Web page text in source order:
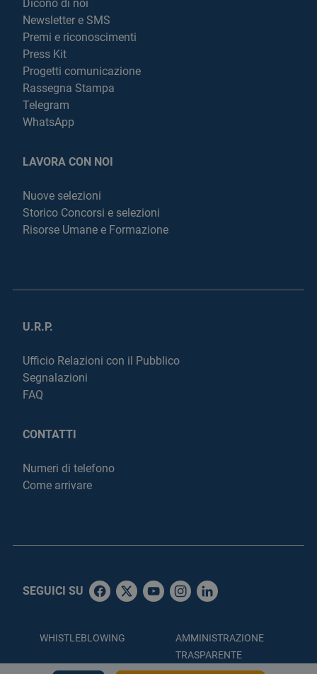
Dicono di noi
Newsletter e SMS
Premi e riconoscimenti
Press Kit
Progetti comunicazione
Rassegna Stampa
Telegram
WhatsApp
LAVORA CON NOI
Nuove selezioni
Storico Concorsi e selezioni
Risorse Umane e Formazione
U.R.P.
Ufficio Relazioni con il Pubblico
Segnalazioni
FAQ
CONTATTI
Numeri di telefono
Come arrivare
SEGUICI SU
WHISTLEBLOWING
AMMINISTRAZIONE
TRASPARENTE